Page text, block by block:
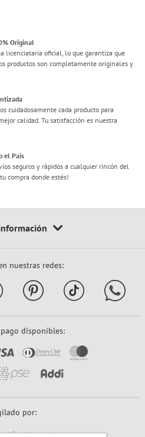
Original
licenciataria oficial, lo que garantiza que
productos son completamente originales y
cuidadosamente cada producto para
calidad. Tu satisfacción es nuestra
el País
seguros y rápidos a cualquier rincón del
tu compra donde estés!
nuestras redes:
disponibles:
por: